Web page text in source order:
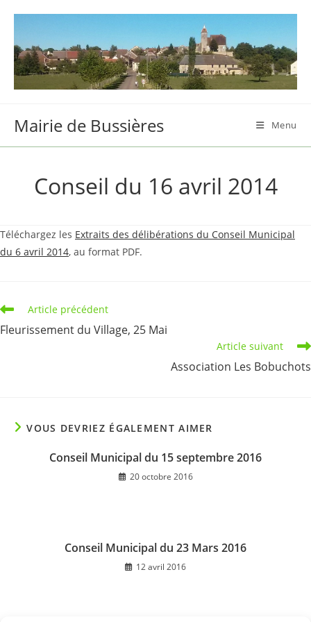
content
Mairie de Bussières Menu
Conseil du 16 avril 2014
Téléchargez les Extraits des délibérations du Conseil Municipal
du 6 avril 2014, au format PDF.
Read
more
articles
Article précédent
Fleurissement du Village, 25 Mai
Article suivant
Association Les Bobuchots
VOUS DEVRIEZ ÉGALEMENT AIMER
Conseil Municipal du 15 septembre 2016
20 octobre 2016
Conseil Municipal du 23 Mars 2016
12 avril 2016